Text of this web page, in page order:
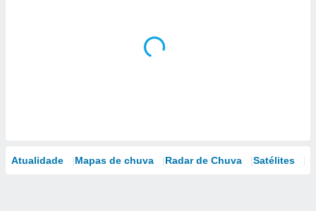
Atualidade Mapas de chuva Radar de Chuva Satélites